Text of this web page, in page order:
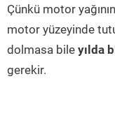
Çünkü motor
motor yüzeyinde
dolmasa bile yılda
gerekir.